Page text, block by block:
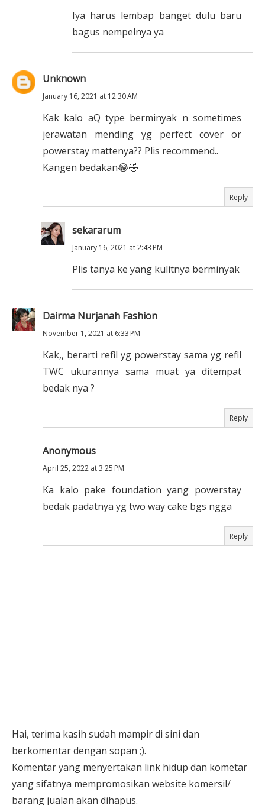
Iya harus lembap banget dulu baru
bagus nempelnya ya
Unknown
January 16, 2021 at 12:30 AM
Kak kalo aQ type berminyak n sometimes
jerawatan mending yg perfect cover or
powerstay mattenya?? Plis recommend..
Kangen bedakan😂🤣
Reply
sekararum
January 16, 2021 at 2:43 PM
Plis tanya ke yang kulitnya berminyak
Dairma Nurjanah Fashion
November 1, 2021 at 6:33 PM
Kak,, berarti refil yg powerstay sama yg refil
TWC ukurannya sama muat ya ditempat
bedak nya ?
Reply
Anonymous
April 25, 2022 at 3:25 PM
Ka kalo pake foundation yang powerstay
bedak padatnya yg two way cake bgs ngga
Reply
Hai, terima kasih sudah mampir di sini dan
berkomentar dengan sopan ;).
Komentar yang menyertakan link hidup dan kometar
yang sifatnya mempromosikan website komersil/
barang jualan akan dihapus.